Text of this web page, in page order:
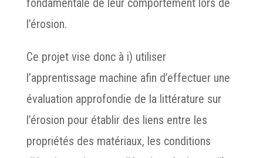
fondamentale de leur comportement lors de
l’érosion.
Ce projet vise donc à i) utiliser
l’apprentissage machine afin d’effectuer une
évaluation approfondie de la littérature sur
l’érosion pour établir des liens entre les
propriétés des matériaux, les conditions